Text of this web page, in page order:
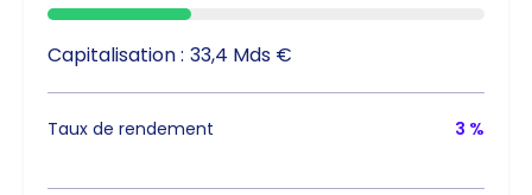
Capitalisation : 33,4 Mds €
Taux de rendement 3 %